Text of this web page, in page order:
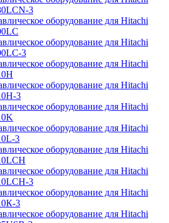
3
оборудование для Hitachi
оборудование для Hitachi
3
оборудование для Hitachi
оборудование для Hitachi
3
оборудование для Hitachi
оборудование для Hitachi
3
оборудование для Hitachi
оборудование для Hitachi
3
оборудование для Hitachi
3
оборудование для Hitachi